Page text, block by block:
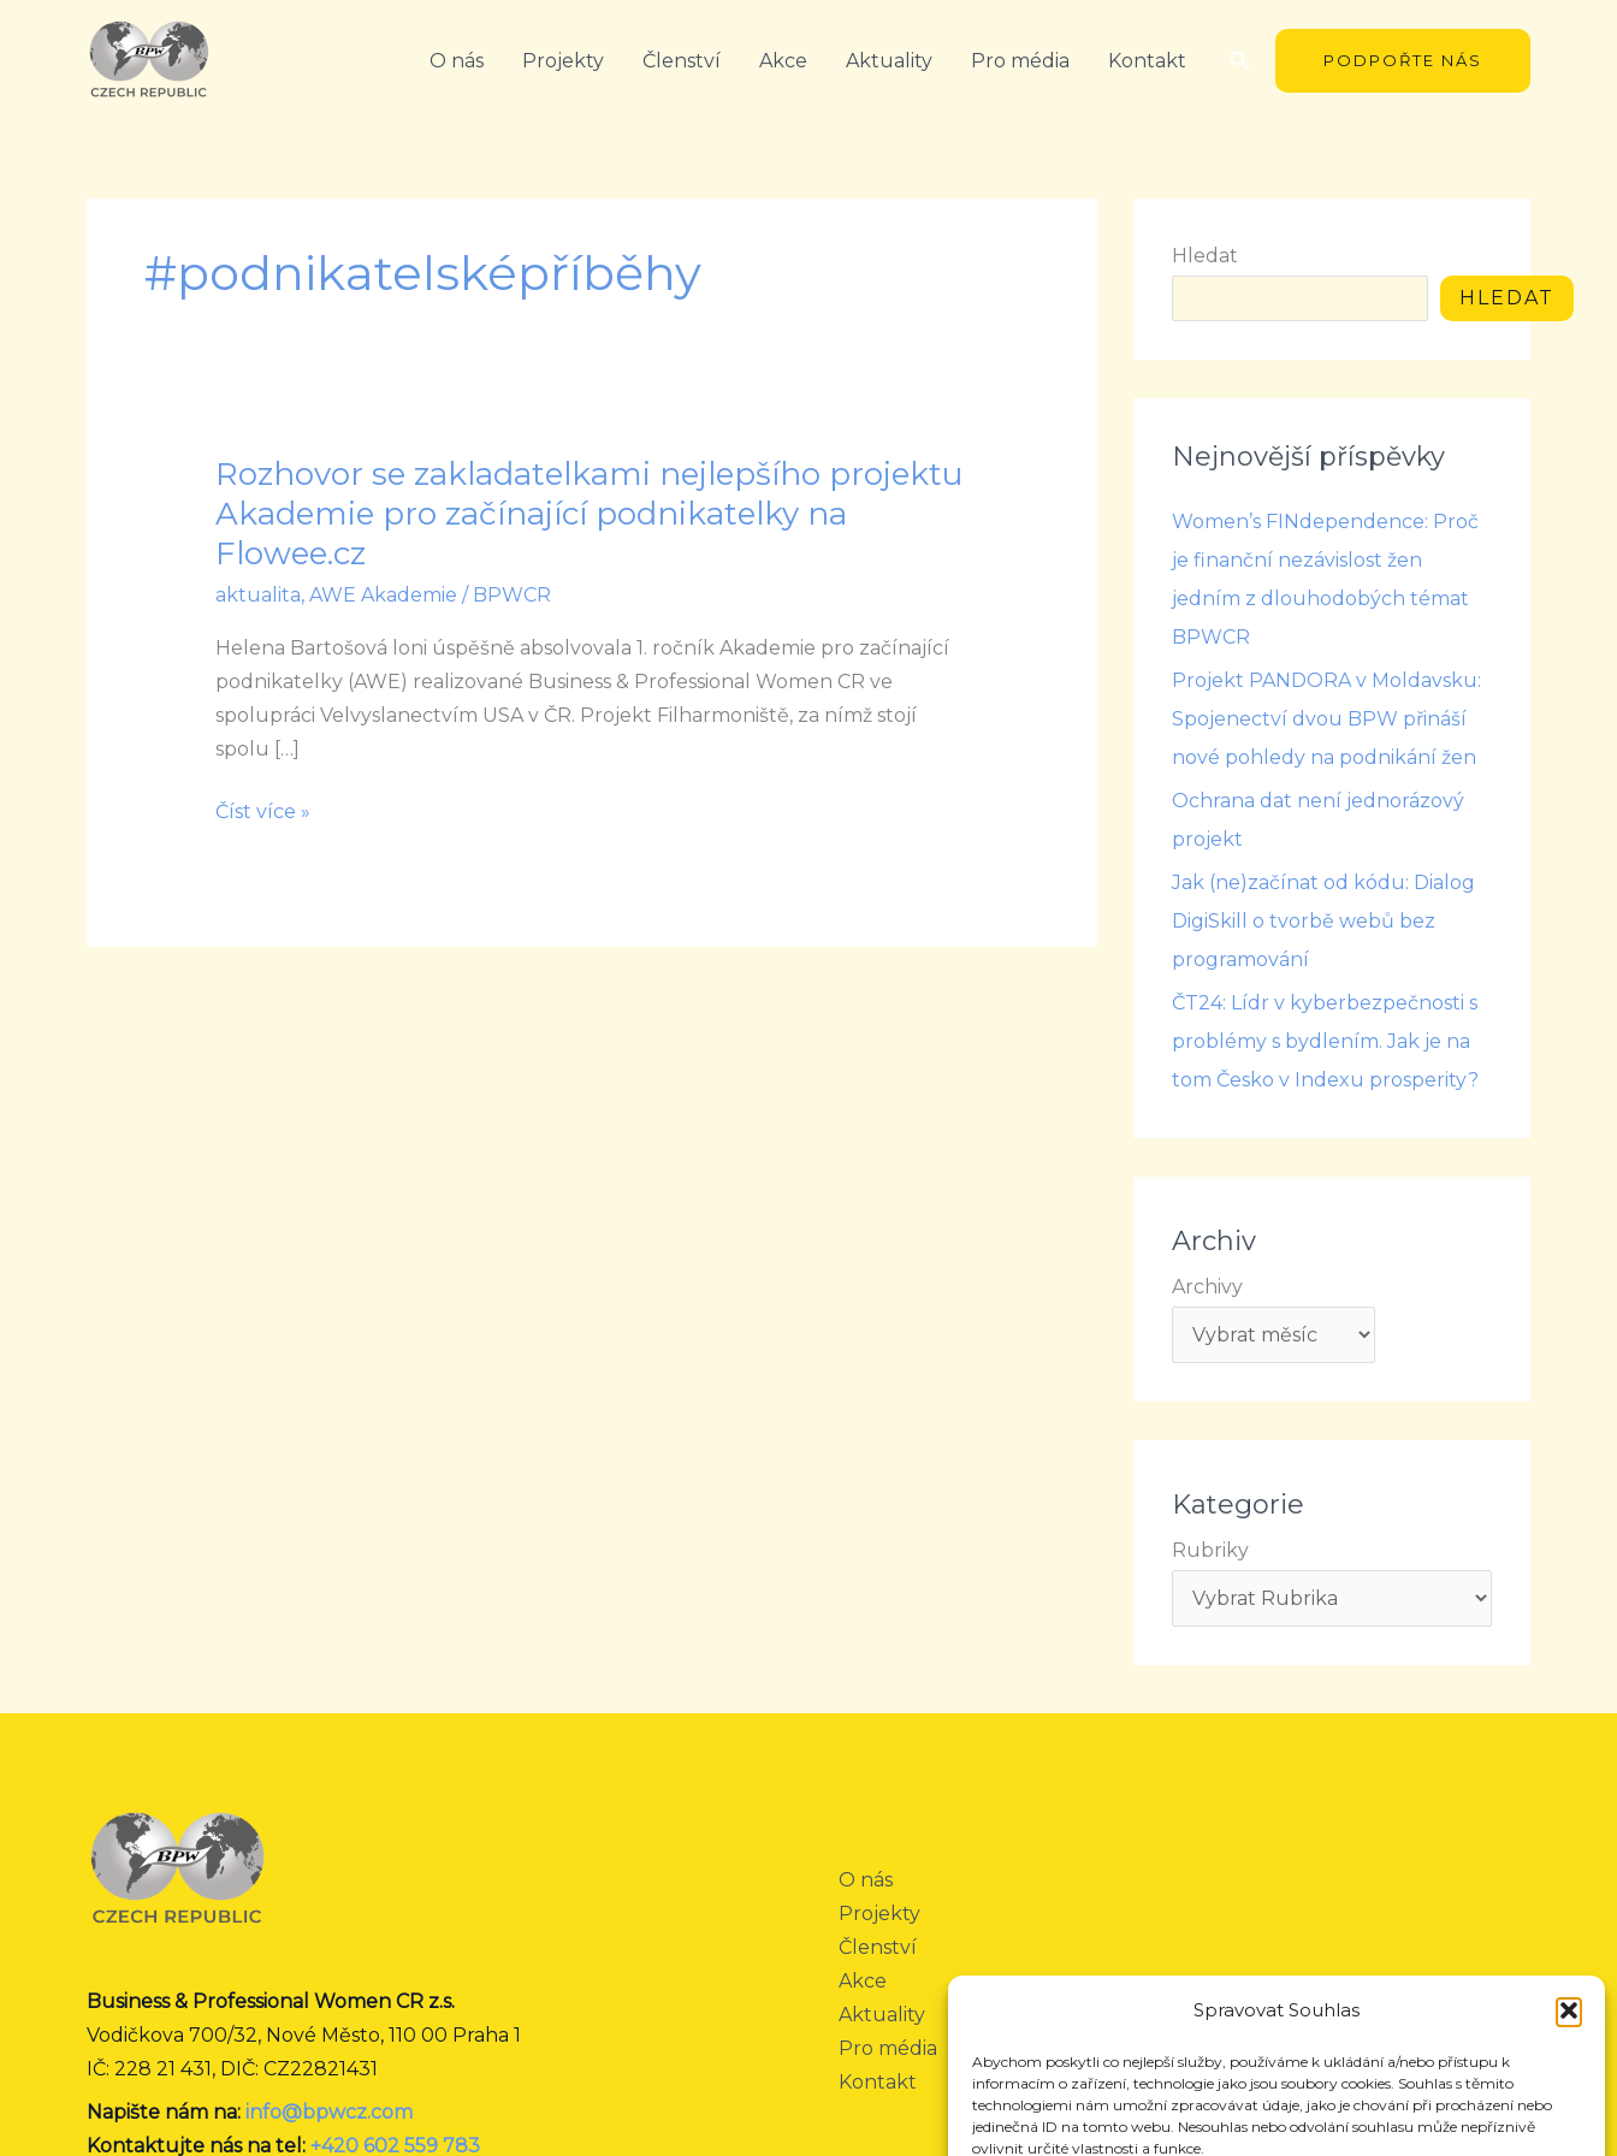
Spravovat Souhlas
Abychom poskytli co nejlepší služby, používáme k ukládání a/nebo přístupu k
informacím o zařízení, technologie jako jsou soubory cookies. Souhlas s těmito
technologiemi nám umožní zpracovávat údaje, jako je chování při procházení nebo
jedinečná ID na tomto webu. Nesouhlas nebo odvolání souhlasu může nepříznivě
ovlivnit určité vlastnosti a funkce.
O nás Projekty Členství Akce Aktuality Pro média Kontakt Hledat PODPOŘTE NÁS
#podnikatelsképříběhy
Rozhovor se zakladatelkami nejlepšího projektu
Akademie pro začínající podnikatelky na
Flowee.cz
aktualita, AWE Akademie / BPWCR
Helena Bartošová loni úspěšně absolvovala 1. ročník Akademie pro začínající
podnikatelky (AWE) realizované Business & Professional Women CR ve
spolupráci Velvyslanectvím USA v ČR. Projekt Filharmoniště, za nímž stojí
spolu […]
Rozhovor
se
zakladatelkami
nejlepšího
projektu
Akademie
pro
začínající
podnikatelky
Flowee.cz
Číst více »
Hledat
HLEDAT
Nejnovější příspěvky
Women’s FINdependence: Proč
je finanční nezávislost žen
jedním z dlouhodobých témat
BPWCR
Projekt PANDORA v Moldavsku:
Spojenectví dvou BPW přináší
nové pohledy na podnikání žen
Ochrana dat není jednorázový
projekt
Jak (ne)začínat od kódu: Dialog
DigiSkill o tvorbě webů bez
programování
ČT24: Lídr v kyberbezpečnosti s
problémy s bydlením. Jak je na
tom Česko v Indexu prosperity?
Archiv
Archivy
Kategorie
Rubriky
Business & Professional Women CR z.s.
Vodičkova 700/32, Nové Město, 110 00 Praha 1
IČ: 228 21 431, DIČ: CZ22821431
Napište nám na: info@bpwcz.com
Kontaktujte nás na tel: +420 602 559 783
O nás
Projekty
Členství
Akce
Aktuality
Pro média
Kontakt